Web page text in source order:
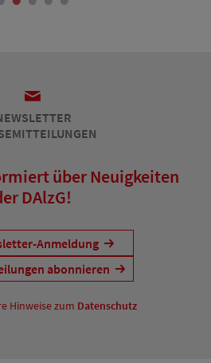
über Neuigkeiten
DAlzG!
Anmeldung
abonnieren
Hinweise zum Datenschutz